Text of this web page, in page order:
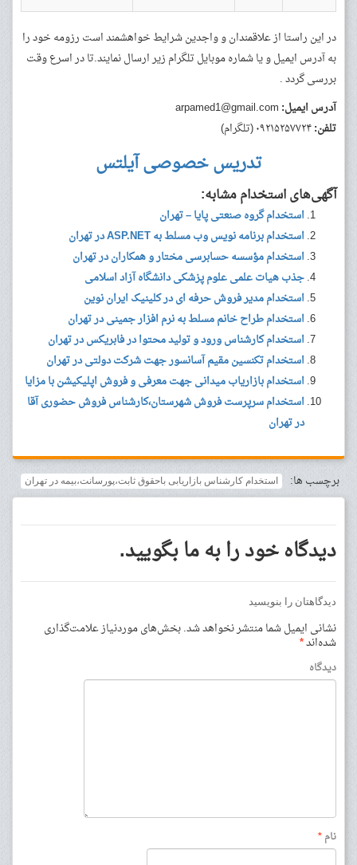
در این راستا از علاقمندان و واجدین شرایط خواهشمند است رزومه خود را
به آدرس ایمیل و یا شماره موبایل تلگرام زیر ارسال نمایند.تا در اسرع وقت
بررسی گردد .
آدرس ایمیل: arpamed1@gmail.com
تلفن:۰۹۲۱۵۲۵۷۷۲۴ (تلگرام)
تدریس خصوصی آیلتس
آگهی‌های استخدام مشابه:
استخدام گروه صنعتی پایا – تهران
استخدام برنامه نویس وب مسلط به ASP.NET در تهران
استخدام مؤسسه حسابرسی مختار و همکاران در تهران
جذب هیات علمی علوم پزشکی دانشگاه آزاد اسلامی
استخدام مدیر فروش حرفه ای در کلینیک ایران نوین
استخدام طراح خانم مسلط به نرم افزار جمینی در تهران
استخدام کارشناس ورود و تولید محتوا در فابریکس در تهران
استخدام تکنسین مقیم آسانسور جهت شرکت دولتی در تهران
استخدام بازاریاب میدانی جهت معرفی و فروش اپلیکیشن با مزایا
استخدام سرپرست فروش شهرستان،کارشناس فروش حضوری آقا
در تهران
برچسب ها: استخدام کارشناس بازاریابی باحقوق ثابت،پورسانت،بیمه در تهران
دیدگاه خود را به ما بگویید.
دیدگاهتان را بنویسید
نشانی ایمیل شما منتشر نخواهد شد.بخش‌های موردنیاز علامت‌گذاری
شده‌اند*
دیدگاه
نام*